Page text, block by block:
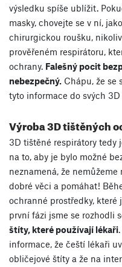
výsledku spíše ublížit.
masky, chovejte se v ní,
chirurgickou roušku,
prověřeném respirátoru,
ochrany. Falešný pocit
nebezpečný. Chápu, že se
tyto informace do svých
Výroba 3D tištěných
3D tištěné respirátory tedy
na to, aby je bylo možné
neznamená, že nemůžeme
dobré věci a pomáhat!
ochranné prostředky, které
první fázi jsme se rozhodli
štíty, které používají lékaři
informace, že čeští lékaři
obličejové štíty a že na